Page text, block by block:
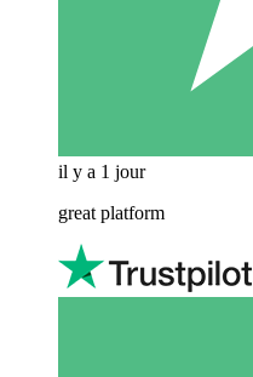
il y a 1 jour
great platform